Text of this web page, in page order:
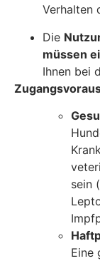
Verhalten
Die
müssen
Ihnen bei
sein
Eine